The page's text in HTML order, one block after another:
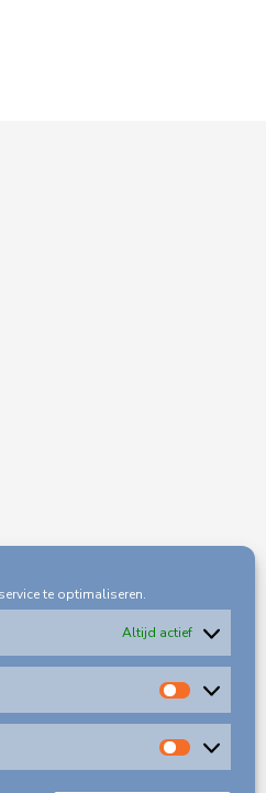
te optimaliseren.
Altijd actief
Alle